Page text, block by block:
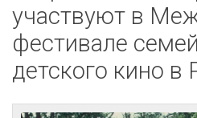
участвуют в
фестивале
детского кино в